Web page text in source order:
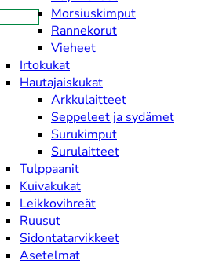
Morsiuskimput
Rannekorut
Vieheet
Irtokukat
Hautajaiskukat
Arkkulaitteet
Seppeleet ja sydämet
Surukimput
Surulaitteet
Tulppaanit
Kuivakukat
Leikkovihreät
Ruusut
Sidontatarvikkeet
Asetelmat